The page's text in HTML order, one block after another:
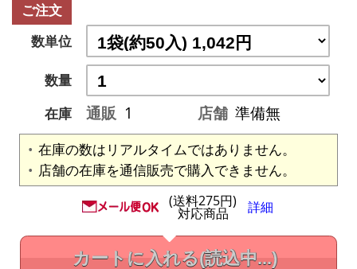
ご注文
数単位
数量
在庫
通販 1 店舗 準備無
在庫の数はリアルタイムではありません。
店舗の在庫を通信販売で購入できません。
(送料275円)
対応商品 詳細
カートに入れる(読込中...)